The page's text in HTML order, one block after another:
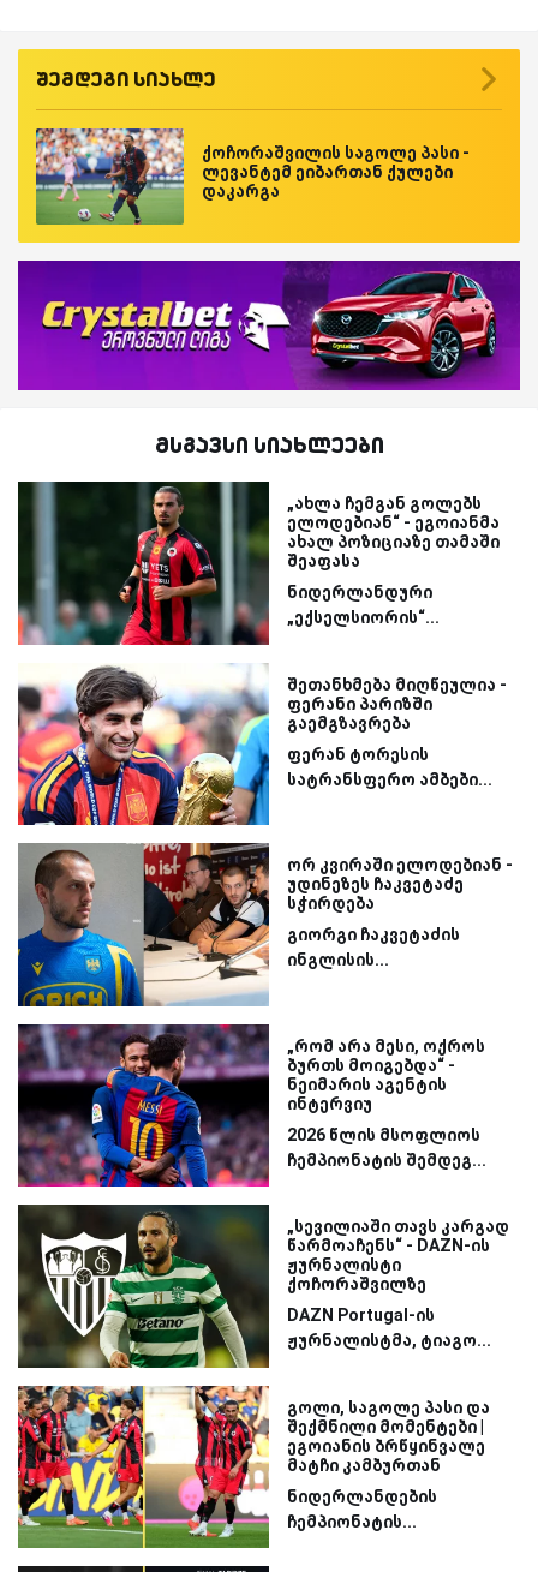
შემდეგი სიახლე
ქოჩორაშვილის საგოლე პასი -
ლევანტემ ეიბართან ქულები
დაკარგა
მსგავსი სიახლეები
„ახლა ჩემგან გოლებს
ელოდებიან“ - ეგოიანმა
ახალ პოზიციაზე თამაში
შეაფასა
ნიდერლანდური
„ექსელსიორის“...
შეთანხმება მიღწეულია -
ფერანი პარიზში
გაემგზავრება
ფერან ტორესის
სატრანსფერო ამბები...
ორ კვირაში ელოდებიან -
უდინეზეს ჩაკვეტაძე
სჭირდება
გიორგი ჩაკვეტაძის
ინგლისის...
„რომ არა მესი, ოქროს
ბურთს მოიგებდა“ -
ნეიმარის აგენტის
ინტერვიუ
2026 წლის მსოფლიოს
ჩემპიონატის შემდეგ...
„სევილიაში თავს კარგად
წარმოაჩენს“ - DAZN-ის
ჟურნალისტი
ქოჩორაშვილზე
DAZN Portugal-ის
ჟურნალისტმა, ტიაგო...
გოლი, საგოლე პასი და
შექმნილი მომენტები |
ეგოიანის ბრწყინვალე
მატჩი კამბურთან
ნიდერლანდების
ჩემპიონატის...